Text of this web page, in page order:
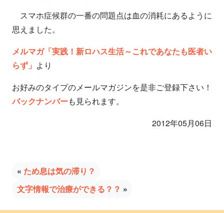
スマホ症候群の一番の問題点は血の消耗にあるように
思えました。
メルマガ「実践！新ロハス生活～これであなたも医者い
らず」 より
お好みのタイプのメールマガジンを是非ご登録下さい！
バックナンバーも見られます。
2012年05月06日
« ため息は気の滞り？
文字情報で治療ができる？？ »